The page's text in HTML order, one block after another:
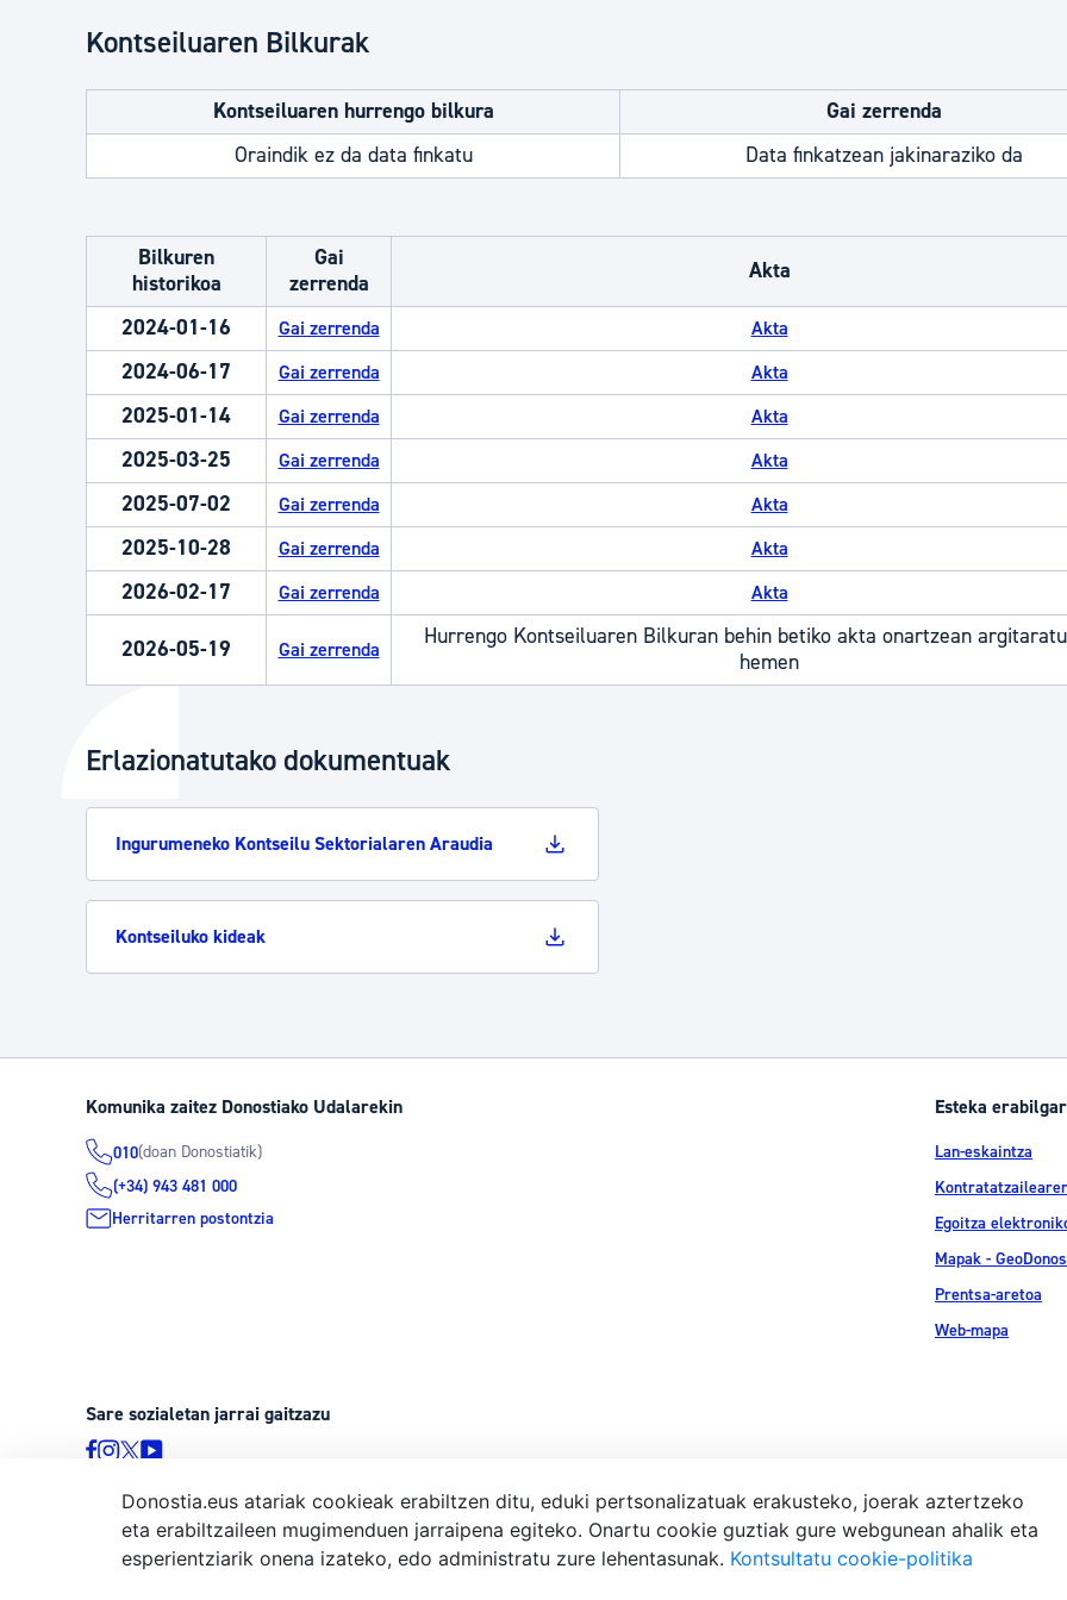
Kontseiluaren Bilkurak
Kontseiluaren hurrengo bilkura
Gai zerrenda
Oraindik ez da data finkatu
Data finkatzean jakinaraziko da
Bilkuren
historikoa
Gai
zerrenda
Akta
2024-01-16 Gai zerrenda Akta
2024-06-17 Gai zerrenda Akta
2025-01-14 Gai zerrenda Akta
2025-03-25 Gai zerrenda Akta
2025-07-02 Gai zerrenda Akta
2025-10-28 Gai zerrenda Akta
2026-02-17 Gai zerrenda Akta
2026-05-19 Gai zerrenda
Hurrengo Kontseiluaren Bilkuran behin betiko akta onartzean
hemen
Erlazionatutako dokumentuak
Ingurumeneko Kontseilu Sektorialaren Araudia
Kontseiluko kideak
Komunika zaitez Donostiako Udalarekin
010(doan Donostiatik)
(+34) 943 481 000
Herritarren postontzia
Esteka
Lan-eskaintza
Egoitza
Mapak -
Prentsa-aretoa
Web-mapa
Sare sozialetan jarrai gaitzazu
© Donostiako Udala, Ijentea 1, 20003 Donostia Lege-
Donostia.eus atariak cookieak erabiltzen ditu, eduki pertsonalizatuak erakusteko, joerak aztertzeko
eta erabiltzaileen mugimenduen jarraipena egiteko. Onartu cookie guztiak gure webgunean ahalik eta
esperientziarik onena izateko, edo administratu zure lehentasunak. Kontsultatu cookie-politika